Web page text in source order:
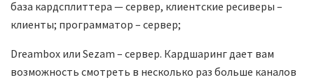
база кардсплиттера — сервер, клиентские ресиверы –
клиенты; программатор – сервер;
Dreambox или Sezam – сервер. Кардшаринг дает вам
возможность смотреть в несколько раз больше каналов